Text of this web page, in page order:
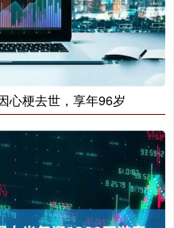
心梗去世，享年96岁